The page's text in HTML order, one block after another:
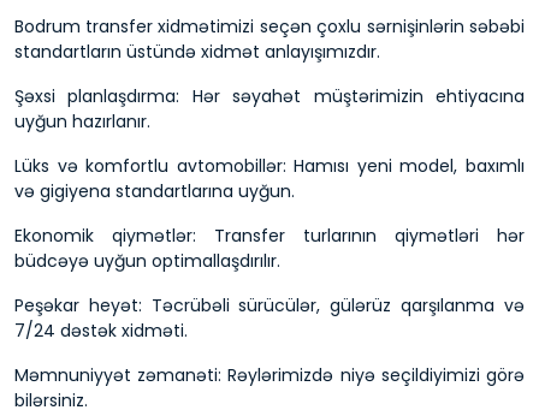
Bodrum transfer xidmətimizi seçən çoxlu sərnişinlərin səbəbi
standartların üstündə xidmət anlayışımızdır.
Şəxsi planlaşdırma: Hər səyahət müştərimizin ehtiyacına
uyğun hazırlanır.
Lüks və komfortlu avtomobillər: Hamısı yeni model, baxımlı
və gigiyena standartlarına uyğun.
Ekonomik qiymətlər: Transfer turlarının qiymətləri hər
büdcəyə uyğun optimallaşdırılır.
Peşəkar heyət: Təcrübəli sürücülər, gülərüz qarşılanma və
7/24 dəstək xidməti.
Məmnuniyyət zəmanəti: Rəylərimizdə niyə seçildiyimizi görə
bilərsiniz.